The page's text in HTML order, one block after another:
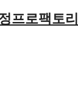
프로팩토리